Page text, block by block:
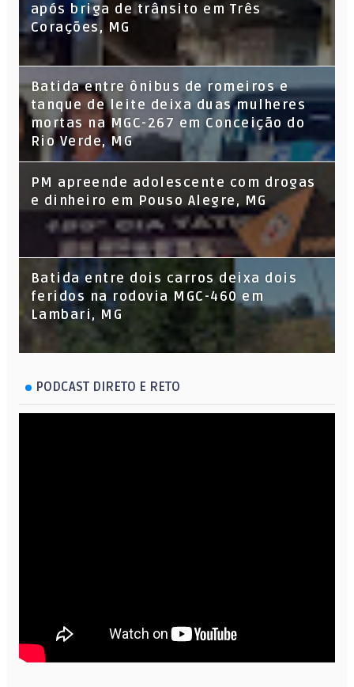
após briga de trânsito em Três
Corações, MG
Batida entre ônibus de romeiros e
tanque de leite deixa duas mulheres
mortas na MGC-267 em Conceição do
Rio Verde, MG
PM apreende adolescente com drogas
e dinheiro em Pouso Alegre, MG
Batida entre dois carros deixa dois
feridos na rodovia MGC-460 em
Lambari, MG
PODCAST DIRETO E RETO